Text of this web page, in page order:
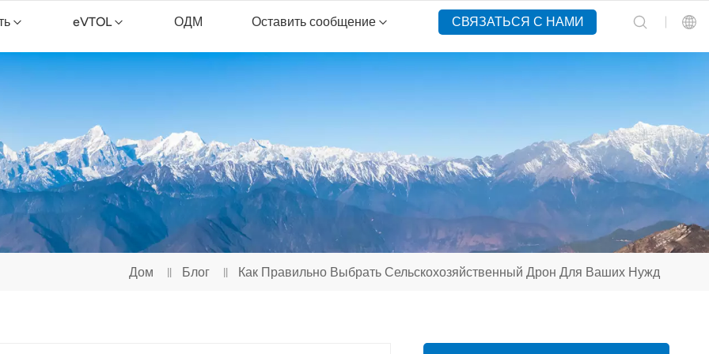
eVTOL ОДМ Оставить сообщение СВЯЗАТЬСЯ С НАМИ
Русский
Português(Portugal)
Português(Brasil)
Türkçe
Дом Блог Как Правильно Выбрать Сельскохозяйственный Дрон Для Ваших Нужд